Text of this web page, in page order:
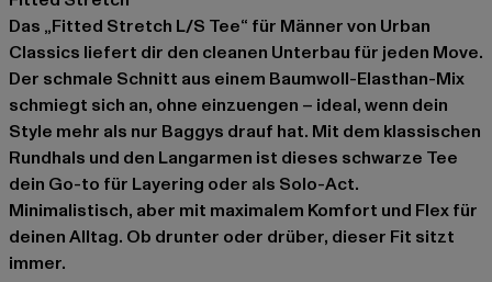
Das „Fitted Stretch L/S Tee“ für Männer von Urban
Classics liefert dir den cleanen Unterbau für jeden Move.
Der schmale Schnitt aus einem Baumwoll-Elasthan-Mix
schmiegt sich an, ohne einzuengen – ideal, wenn dein
Style mehr als nur Baggys drauf hat. Mit dem klassischen
Rundhals und den Langarmen ist dieses schwarze Tee
dein Go-to für Layering oder als Solo-Act.
Minimalistisch, aber mit maximalem Komfort und Flex für
deinen Alltag. Ob drunter oder drüber, dieser Fit sitzt
immer.